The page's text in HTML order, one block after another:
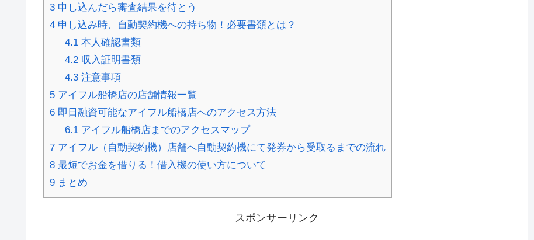
3 申し込んだら審査結果を待とう
4 申し込み時、自動契約機への持ち物！必要書類とは？
4.1本人確認書類
4.2収入証明書類
4.3注意事項
5 アイフル船橋店の店舗情報一覧
6 即日融資可能なアイフル船橋店へのアクセス方法
6.1アイフル船橋店までのアクセスマップ
7 アイフル（自動契約機）店舗へ自動契約機にて発券から受取るまでの流れ
8 最短でお金を借りる！借入機の使い方について
9 まとめ
スポンサーリンク